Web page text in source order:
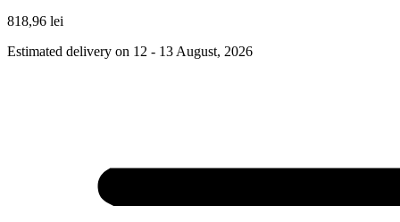
818,96 lei
Estimated delivery on 12 - 13 August, 2026